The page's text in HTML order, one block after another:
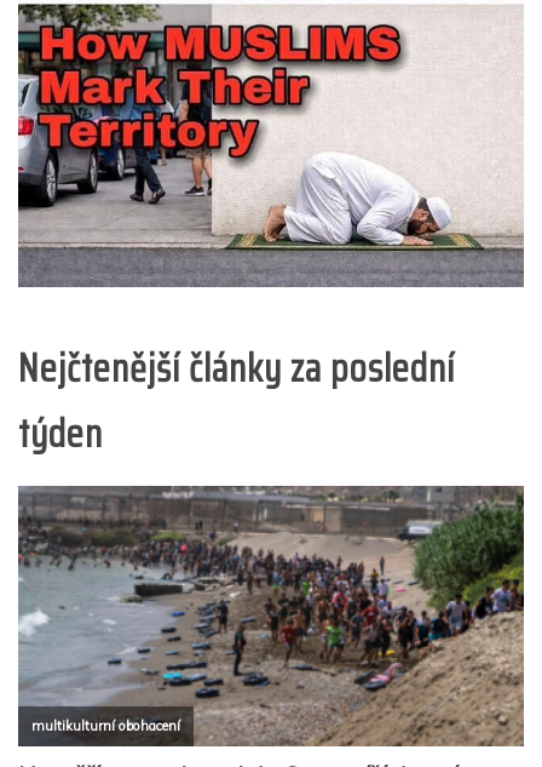
Nejčtenější články za poslední
týden